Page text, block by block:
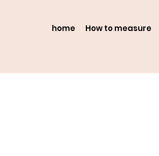
home How to measure